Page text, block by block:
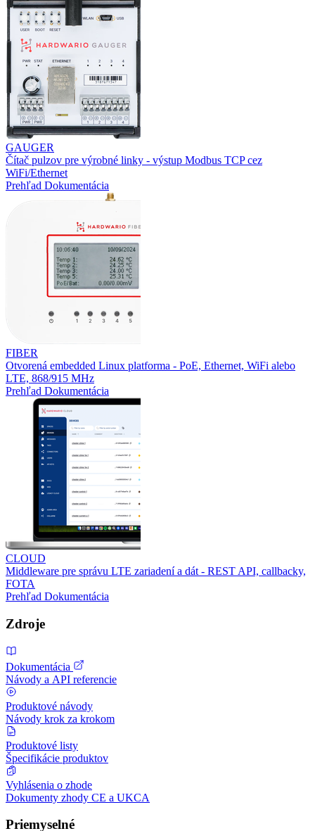
GAUGER
Čítač pulzov pre výrobné linky - výstup Modbus TCP cez
WiFi/Ethernet
Prehľad Dokumentácia
FIBER
Otvorená embedded Linux platforma - PoE, Ethernet, WiFi alebo
LTE, 868/915 MHz
Prehľad Dokumentácia
CLOUD
Middleware pre správu LTE zariadení a dát - REST API, callbacky,
FOTA
Prehľad Dokumentácia
Zdroje
Dokumentácia
Návody a API referencie
Produktové návody
Návody krok za krokom
Produktové listy
Špecifikácie produktov
Vyhlásenia o zhode
Dokumenty zhody CE a UKCA
Priemyselné